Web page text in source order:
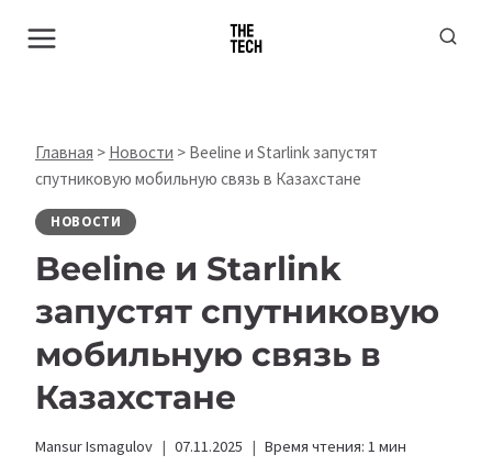
Главная > Новости > Beeline и Starlink запустят
спутниковую мобильную связь в Казахстане
НОВОСТИ
Beeline и Starlink
запустят спутниковую
мобильную связь в
Казахстане
Mansur Ismagulov 07.11.2025 Время чтения: 1 мин